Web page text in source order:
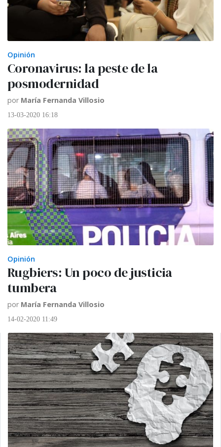
Opinión
Coronavirus: la peste de la
posmodernidad
por María Fernanda Villosio
13-03-2020 16:18
Opinión
Rugbiers: Un poco de justicia
tumbera
por María Fernanda Villosio
14-02-2020 11:49